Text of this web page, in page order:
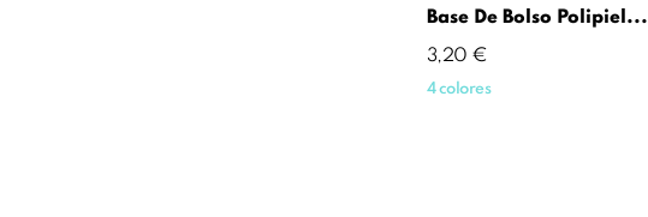
Base De Bolso Polipiel...
Precio
3,20 €
4 colores